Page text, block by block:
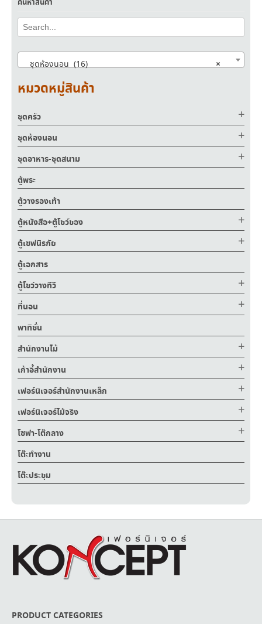
ค้นหาสินค้า
×
ชุดห้องนอน (16)
หมวดหมู่สินค้า
ชุดครัว
ชุดห้องนอน
ชุดอาหาร-ชุดสนาม
ตู้พระ
ตู้วางรองเท้า
ตู้หนังสือ+ตู้โชว์ของ
ตู้เซฟนิรภัย
ตู้เอกสาร
ตู้โชว์วางทีวี
ที่นอน
พาทิชั่น
สำนักงานไม้
เก้าอี้สำนักงาน
เฟอร์นิเจอร์สำนักงานเหล็ก
เฟอร์นิเจอร์ไม้จริง
โซฟา-โต๊กลาง
โต๊ะทำงาน
โต๊ะประชุม
PRODUCT CATEGORIES